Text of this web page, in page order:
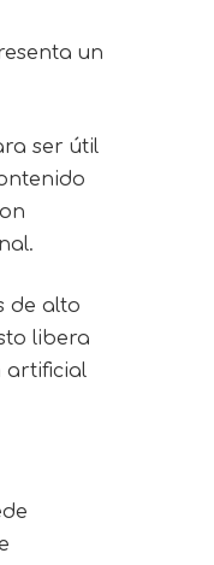
un
ser útil
de alto
libera
artificial